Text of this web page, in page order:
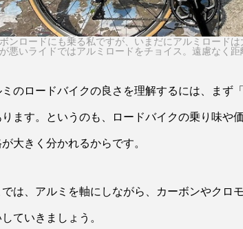
ンロードにも乗る私ですが、いまだにアルミロード
悪いライドではアルミロードをチョイス。遠慮なく
ミのロードバイクの良さを理解するには、まず
ります。というのも、ロードバイクの乗り味や
大きく分かれるからです。
では、アルミを軸にしながら、カーボンやクロ
ていきましょう。